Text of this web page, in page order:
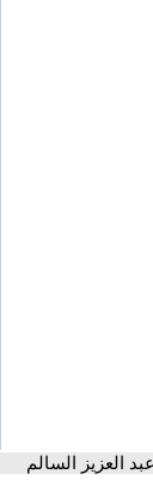
العزيز السالم